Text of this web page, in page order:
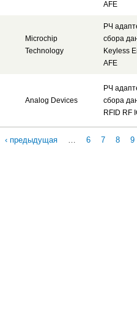
AFE
Microchip
Technology
РЧ
сбора
Keyless
AFE
Analog Devices
РЧ
сбора
RFID RF
‹ предыдущая 6 7 8 9